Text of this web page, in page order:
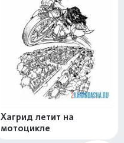
Хагрид летит на
мотоцикле